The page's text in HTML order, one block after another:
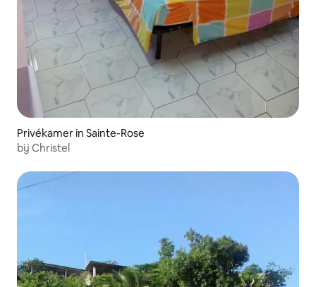
Privékamer in Sainte-Rose
bij Christel